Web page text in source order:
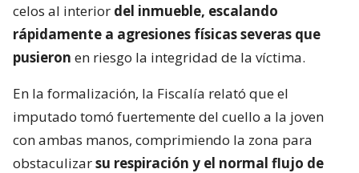
celos al interior del inmueble, escalando
rápidamente a agresiones físicas severas que
pusieron en riesgo la integridad de la víctima.
En la formalización, la Fiscalía relató que el
imputado tomó fuertemente del cuello a la joven
con ambas manos, comprimiendo la zona para
obstaculizarsu respiración y el normal flujo de